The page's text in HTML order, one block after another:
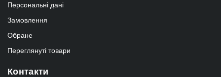
Персональні дані
Замовлення
Обране
Переглянуті товари
Контакти